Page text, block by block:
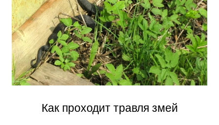
Как проходит травля змей